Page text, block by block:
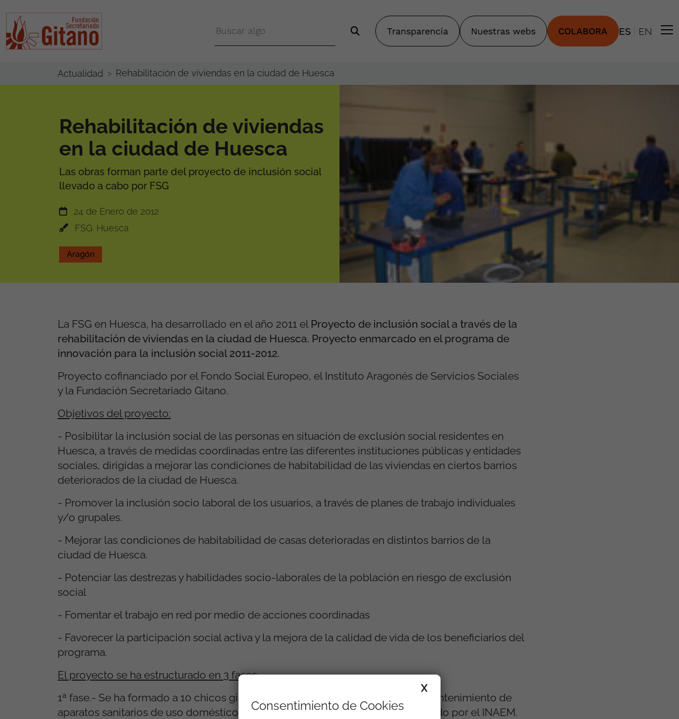
Transparencia Nuestras webs COLABORA ES EN
Actualidad Rehabilitación de viviendas en la ciudad de Huesca
Rehabilitación de viviendas
en la ciudad de Huesca
Las obras forman parte del proyecto de inclusión social
llevado a cabo por FSG
24 de Enero de 2012
FSG. Huesca
Aragón
La FSG en Huesca, ha desarrollado en el año 2011 el Proyecto de inclusión social a través de la
rehabilitación de viviendas en la ciudad de Huesca. Proyecto enmarcado en el programa de
innovación para la inclusión social 2011-2012.
Proyecto cofinanciado por el Fondo Social Europeo, el Instituto Aragonés de Servicios Sociales
y la Fundación Secretariado Gitano.
Objetivos del proyecto:
- Posibilitar la inclusión social de las personas en situación de exclusión social residentes en
Huesca, a través de medidas coordinadas entre las diferentes instituciones públicas y entidades
sociales, dirigidas a mejorar las condiciones de habitabilidad de las viviendas en ciertos barrios
deteriorados de la ciudad de Huesca.
- Promover la inclusión socio laboral de los usuarios, a través de planes de trabajo individuales
y/o grupales.
- Mejorar las condiciones de habitabilidad de casas deterioradas en distintos barrios de la
ciudad de Huesca.
- Potenciar las destrezas y habilidades socio-laborales de la población en riesgo de exclusión
social
- Fomentar el trabajo en red por medio de acciones coordinadas
- Favorecer la participación social activa y la mejora de la calidad de vida de los beneficiarios del
programa.
El proyecto se ha estructurado en 3 fases:
1ª fase.- Se ha formado a 10 chicos gitanos, a través del curso “Instalación y mantenimiento de
aparatos sanitarios de uso doméstico”, de 60 horas de duración; curso financiado por el INAEM.
X
Consentimiento de Cookies